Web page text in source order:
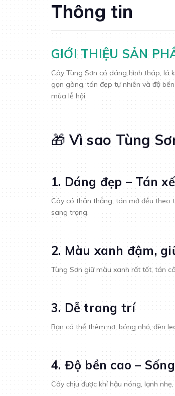
Thông tin
GIỚI THIỆU SẢN
Cây Tùng Sơn có dáng hình tháp, lá
gọn gàng, tán đẹp tự nhiên và độ
mùa lễ hội.
🎁Vì sao Tùng
1. Dáng đẹp – Tán
Cây có thân thẳng, tán mở đều theo
sang trọng.
2. Màu xanh đậm,
Tùng Sơn giữ màu xanh rất tốt, tán
3. Dễ trang trí
Bạn có thể thêm nơ, bóng nhỏ, đèn
4. Độ bền cao –
Cây chịu được khí hậu nóng, lạnh